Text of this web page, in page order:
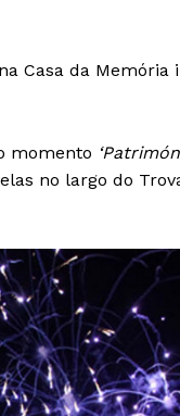
Casa da
momento
no largo do